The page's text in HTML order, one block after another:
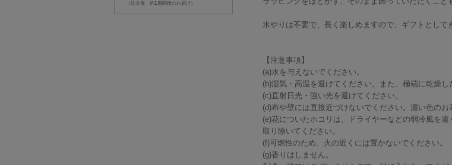
水やりは不要で、長く楽しめますので、ギフトとして
【注意事項】
(a)水を与えないでください。
(b)湿気・高温を避けてください。また、極端に乾燥し
(c)直射日光・強い光を避けてください。
(d)布や壁には直接近づけないでください。濃い色のお
(e)花についたホコリは、ドライヤーなどの弱冷風を
取り除いてください。
(f)可燃性のため、火の近くには置かないでください。
(g)香りはしません。
（注文後、約1週間後のお届け）